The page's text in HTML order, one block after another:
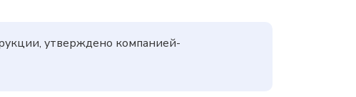
утверждено компанией-